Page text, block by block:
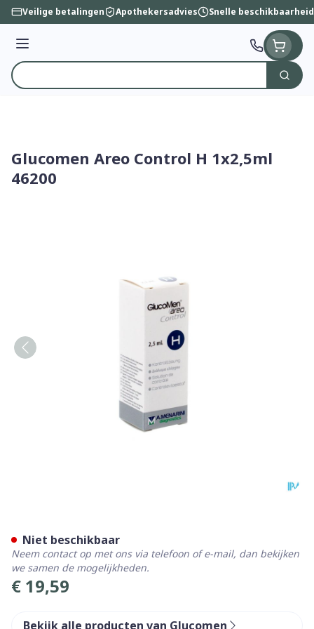
Ga naar de inhoud
Veilige betalingen Apothekersadvies Snelle beschikbaarheid
Menu
Product, merk, categorie...
Zoek
Glucomen Areo Control H 1x2,5ml
46200
€ 19,59
Niet beschikbaar
Neem contact op met ons via telefoon of e-mail, dan bekijken
we samen de mogelijkheden.
Bekijk alle producten van Glucomen